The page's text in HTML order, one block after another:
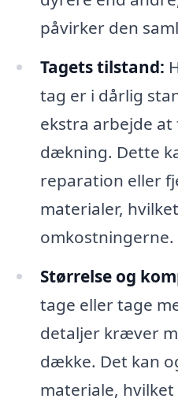
påvirker den
Tagets tilstand:
tag er i dårlig
ekstra arbejde
dækning. Dette
reparation eller
materialer,
omkostningerne.
Størrelse og
tage eller tage
detaljer kræver
dække. Det kan
materiale,